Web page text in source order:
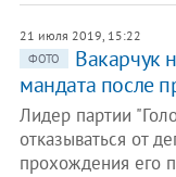
21 июля 2019, 15:22
ФОТО
​Вакарчук
мандата после
Лидер партии
отказываться от
прохождения его